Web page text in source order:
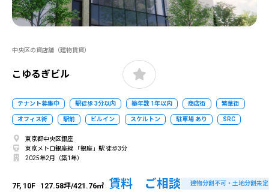
中央区の貸店舗（建物賃貸）
こゆるぎビル
テナント募集中 駅徒歩 3分以内 築年数 1年以内 商店街 繁華街
オフィス街 駅前 ビルイン スケルトン 駐車場 あり SRC
東京都中央区銀座
東京メトロ銀座線 「銀座」駅 徒歩3分
2025年2月（築1年）
7F, 10F 127.58坪/421.76㎡ 賃料 ご相談 建物分割不可・土地分割未定